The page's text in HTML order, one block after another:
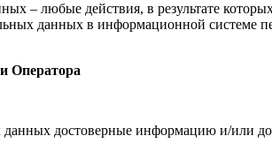
– любые действия, в результате
данных в информационной
Оператора
данных достоверные информацию и/или